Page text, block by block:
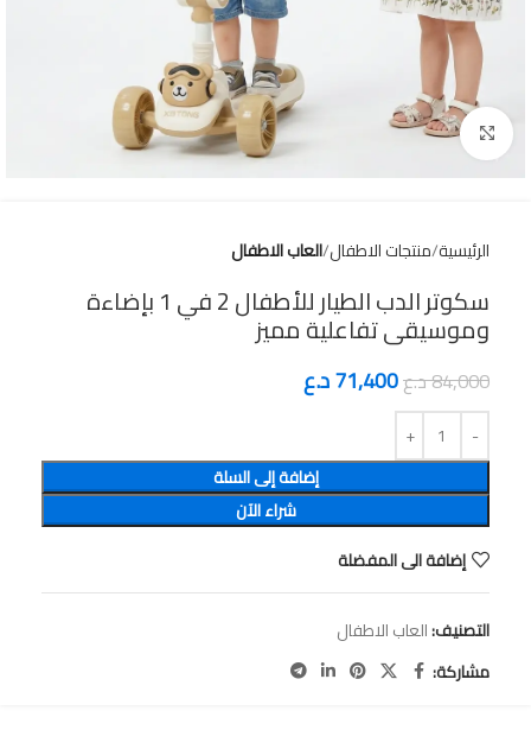
Click to enlarge
الرئيسية منتجات الاطفال العاب الاطفال
سكوتر الدب الطيار للأطفال 2 في 1 بإضاءة
وموسيقى تفاعلية مميز
84,000د.ع71,400د.ع
إضافة إلى السلة
شراء الآن
إضافة الى المفضلة
التصنيف:العاب الاطفال
مشاركة: